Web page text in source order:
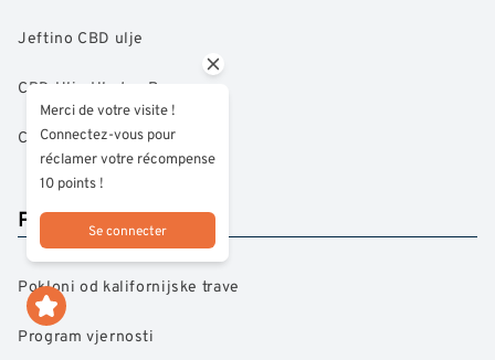
Jeftino CBD ulje
CBD Ulje Hladno Presano
CBD za spavanje
Praktične informacije
Pokloni od kalifornijske trave
Program vjernosti
Merci de votre visite !
Connectez-vous pour
réclamer votre récompense
10 points !
Se connecter